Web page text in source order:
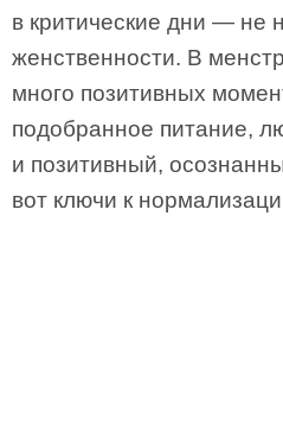
в критические дни — не
женственности. В
много позитивных
подобранное питание,
и позитивный,
вот ключи к